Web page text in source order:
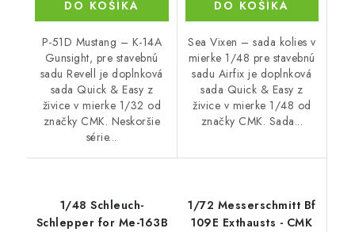
DO KOŠÍKA
P-51D Mustang – K-14A
Gunsight, pre stavebnú
sadu Revell je doplnková
sada Quick & Easy z
živice v mierke 1/32 od
značky CMK. Neskoršie
série...
DO KOŠÍKA
Sea Vixen – sada kolies v
mierke 1/48 pre stavebnú
sadu Airfix je doplnková
sada Quick & Easy z
živice v mierke 1/48 od
značky CMK. Sada...
1/48 Schleuch-
Schlepper for Me-163B
1/72 Messerschmitt Bf
109E Exthausts - CMK